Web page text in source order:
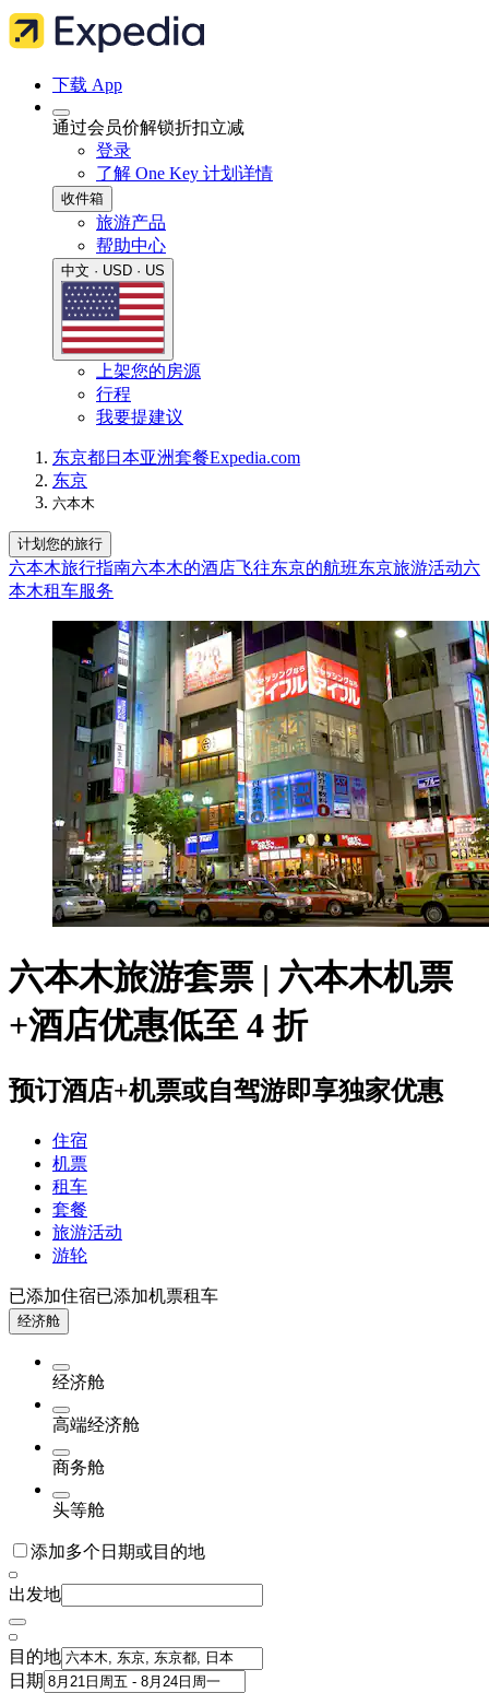
下载 App
通过会员价解锁折扣立减
登录
了解 One Key 计划详情
收件箱
旅游产品
帮助中心
中文 · USD · US
上架您的房源
行程
我要提建议
东京都日本亚洲套餐Expedia.com
东京
六本木
计划您的旅行
六本木旅行指南六本木的酒店飞往东京的航班东京旅游活动六
本木租车服务
六本木旅游套票 | 六本木机票
+酒店优惠低至 4 折
预订酒店+机票或自驾游即享独家优惠
住宿
机票
租车
套餐
旅游活动
游轮
已添加住宿已添加机票租车
经济舱
经济舱
高端经济舱
商务舱
头等舱
添加多个日期或目的地
出发地
目的地
日期